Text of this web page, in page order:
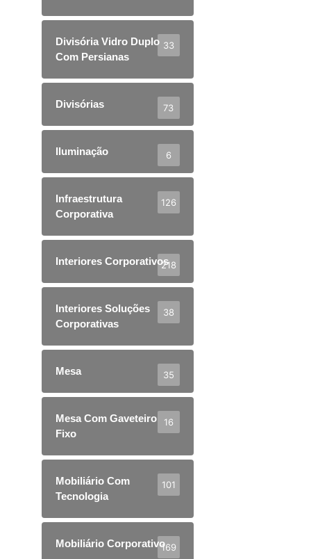
Divisória Vidro Duplo
Com Persianas
33
Divisórias 73
Iluminação 6
Infraestrutura
Corporativa
126
Interiores Corporativos218
Interiores Soluções
Corporativas
38
Mesa 35
Mesa Com Gaveteiro
Fixo
16
Mobiliário Com
Tecnologia
101
Mobiliário Corporativo169